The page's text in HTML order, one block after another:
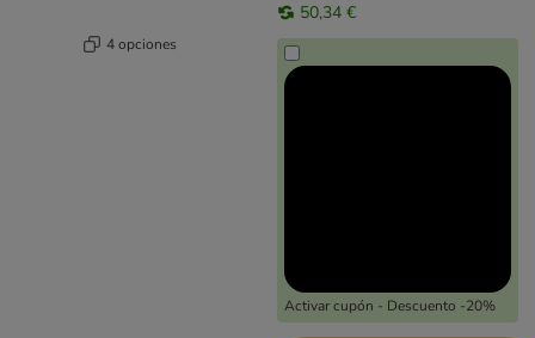
4 opciones
50,34 €
Activar cupón - Descuento -20%